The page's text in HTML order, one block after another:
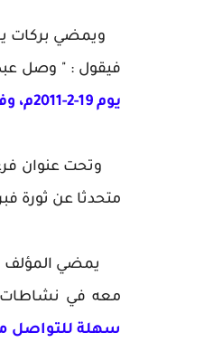
ويمضي بركات
فيقول : " وصل عبد السلام في اليوم
يوم 19-2-2011م، وفور وصولي أتصلت ببعض الأصدقاء، وكان الكل سعيد بانطلاق الثورة " ص 21
وتحت عنوان
متحدثا عن ثورة
يمضي المؤلف
معه في نشاطات
سهلة للتواصل